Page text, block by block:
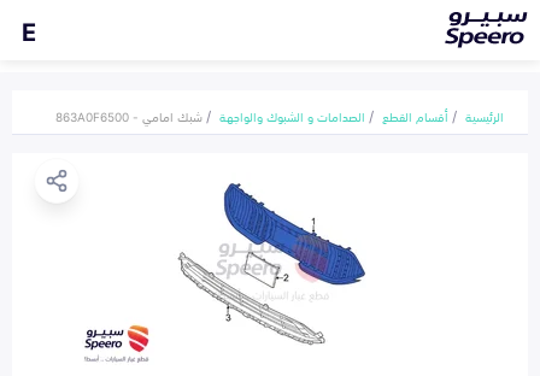
E
الرئيسية أقسام القطع الصدامات و الشبوك والواجهة شبك امامي - 863A0F6500